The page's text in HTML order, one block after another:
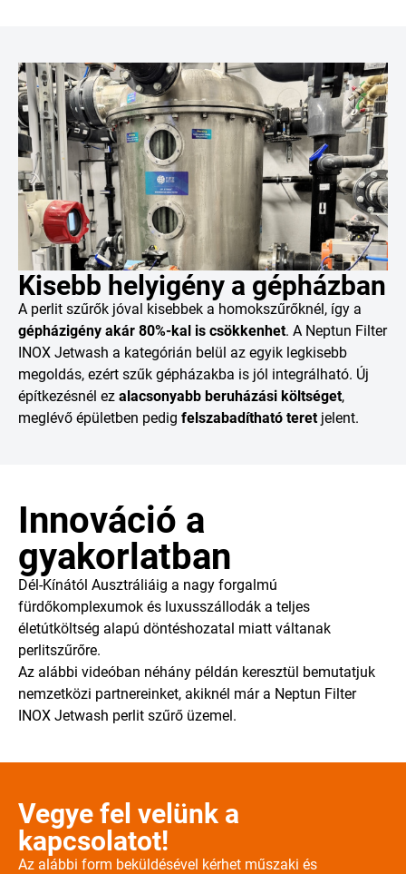
Kisebb helyigény a gépházban
A perlit szűrők jóval kisebbek a homokszűrőknél, így a
gépházigény akár 80%-kal is csökkenhet. A Neptun Filter
INOX Jetwash a kategórián belül az egyik legkisebb
megoldás, ezért szűk gépházakba is jól integrálható. Új
építkezésnél ezalacsonyabb beruházási költséget,
meglévő épületben pedig felszabadítható teretjelent.
Innováció a
gyakorlatban
Dél-Kínától Ausztráliáig a nagy forgalmú
fürdőkomplexumok és luxusszállodák a teljes
életútköltség alapú döntéshozatal miatt váltanak
perlitszűrőre.
Az alábbi videóban néhány példán keresztül bemutatjuk
nemzetközi partnereinket, akiknél már a Neptun Filter
INOX Jetwash perlit szűrő üzemel.
Vegye fel velünk a
kapcsolatot!
Az alábbi form beküldésével kérhet műszaki és